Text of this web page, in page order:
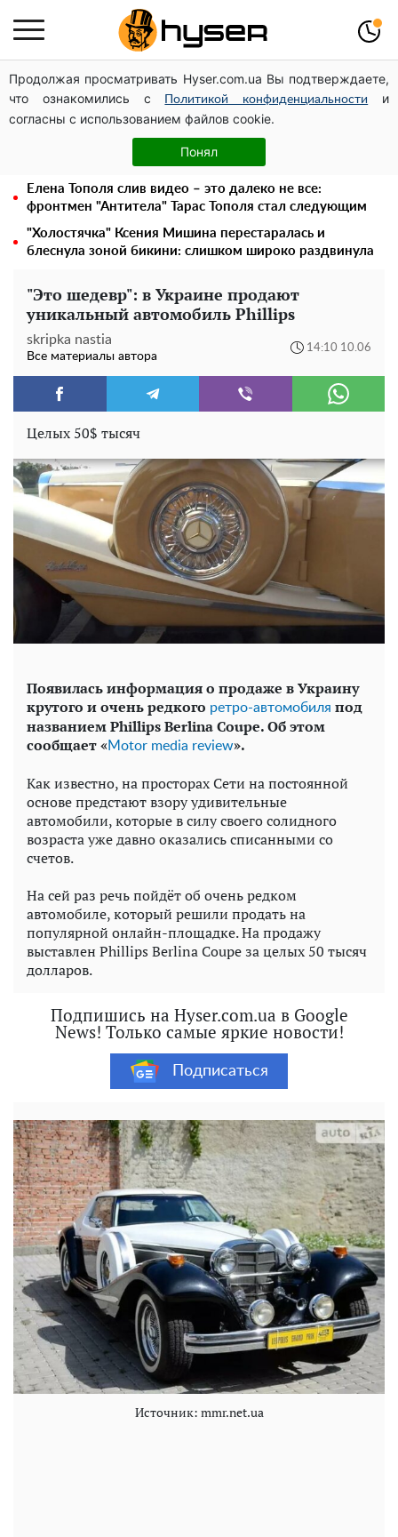
Продолжая просматривать Hyser.com.ua Вы подтверждаете,
что ознакомились с
Политикой конфиденциальности
и
согласны с использованием файлов cookie.
Понял
Месяц без света, лютый холод и коммунальные
платежи на тысячи гривен: народ "ломают" в
отключения
Голая Елена Тополя в интересных позах заставила
отвисать челюсти: слив видео – было только началом
Елена Тополя слив видео – это далеко не все:
фронтмен "Антитела" Тарас Тополя стал следующим
"Холостячка" Ксения Мишина перестаралась и
блеснула зоной бикини: слишком широко раздвинула
"Это шедевр": в Украине продают
уникальный автомобиль Phillips
skripka nastia
Все материалы автора
14:10 10.06
Целых 50$ тысяч
Появилась информация о продаже в Украину
крутого и очень редкого ретро-автомобиля под
названиемPhillipsBerlinaCoupe. Об этом
сообщает «Motor media review».
Как известно, на просторах Сети на постоянной
основе предстают взору удивительные
автомобили, которые в силу своего солидного
возраста уже давно оказались списанными со
счетов.
На сей раз речь пойдёт об очень редком
автомобиле, который решили продать на
популярной онлайн-площадке. На продажу
выставлен Phillips Berlina Coupe за целых 50 тысяч
долларов.
Подпишись на Hyser.com.ua в Google
News! Только самые яркие новости!
Подписаться
Источник: mmr.net.ua